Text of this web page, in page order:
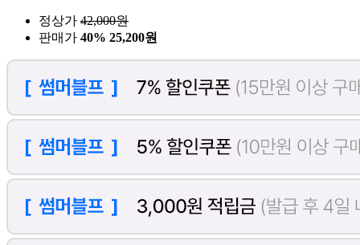
정상가 42,000원
판매가 40% 25,200원